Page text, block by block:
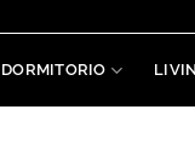
DORMITORIO